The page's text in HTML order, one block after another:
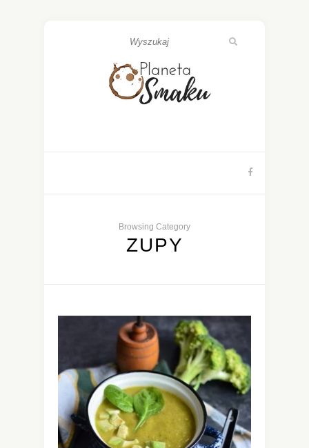
Browsing Category
ZUPY